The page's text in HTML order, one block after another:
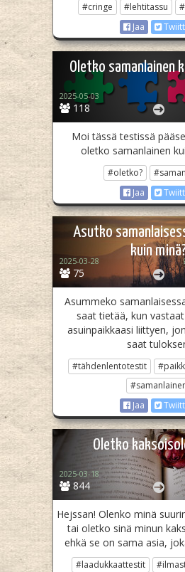
#cringe #lehtitassu
Jaa
Oletko samanlainen
118
2025-05-03
Moi tässä testissä
oletko samanlainen
#oletko?
Jaa
Asutko
kuin
75
2025-03-28
Asummeko
saat tietää, kun
asuinpaikkaasi liittyen,
saat
#tähdenlentotestit
Jaa
Oletko
844
2025-03-18
Hejssan! Olenko minä
tai oletko sinä minun
ehkä se on sama asia,
#laadukkaattestit